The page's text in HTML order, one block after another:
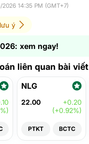
2026 14:35 PM (GMT+7)
ý
xem ngay!
liên quan bài viết
NLG
22.00
+0.20
(+0.92%)
PTKT BCTC